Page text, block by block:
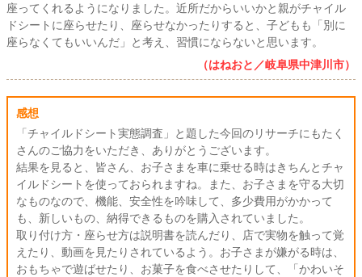
座ってくれるようになりました。近所だからいいかと親がチャイル
ドシートに座らせたり、座らせなかったりすると、子どもも「別に
座らなくてもいいんだ」と考え、習慣にならないと思います。
（はねおと／岐阜県中津川市）
感想
「チャイルドシート実態調査」と題した今回のリサーチにもたく
さんのご協力をいただき、ありがとうございます。
結果を見ると、皆さん、お子さまを車に乗せる時はきちんとチャ
イルドシートを使っておられますね。また、お子さまを守る大切
なものなので、機能、安全性を吟味して、多少費用がかかって
も、新しいもの、納得できるものを購入されていました。
取り付け方・座らせ方は説明書を読んだり、店で実物を触って覚
えたり、動画を見たりされているよう。お子さまが嫌がる時は、
おもちゃで遊ばせたり、お菓子を食べさせたりして、「かわいそ